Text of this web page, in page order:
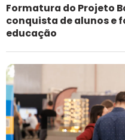
Formatura do Projeto
conquista de alunos e
educação